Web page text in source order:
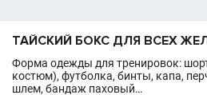
ТАЙСКИЙ БОКС ДЛЯ ВСЕХ
Форма одежды для тренировок:
костюм), футболка, бинты, капа,
шлем, бандаж паховый…